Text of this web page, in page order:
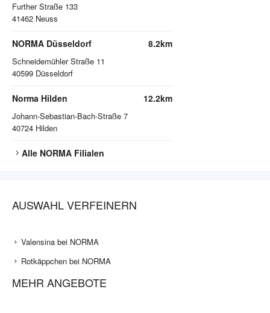
Further Straße 133
41462 Neuss
NORMA Düsseldorf
Schneidemühler Straße 11
40599 Düsseldorf
8.2km
Norma Hilden
Johann-Sebastian-Bach-Straße 7
40724 Hilden
12.2km
Alle NORMA Filialen
AUSWAHL VERFEINERN
Valensina bei NORMA
Rotkäppchen bei NORMA
MEHR ANGEBOTE